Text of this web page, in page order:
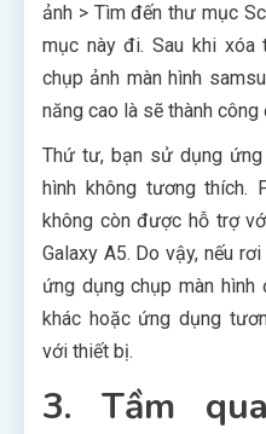
ảnh > Tìm đến thư mục
mục này đi. Sau khi xóa
chụp ảnh màn hình
năng cao là sẽ thành công
Thứ tư, bạn sử dụng
hình không tương thích.
không còn được hỗ trợ
Galaxy A5. Do vậy, nếu
ứng dụng chụp màn
khác hoặc ứng dụng
với thiết bị.
3. Tầm